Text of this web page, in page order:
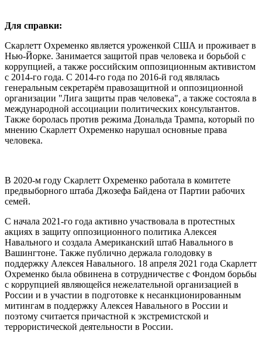
Для справки:
Скарлетт Охременко является уроженкой США и проживает в
Нью-Йорке. Занимается защитой прав человека и борьбой с
коррупцией, а также российским оппозиционным активистом
с 2014-го года. С 2014-го года по 2016-й год являлась
генеральным секретарём правозащитной и оппозиционной
организации "Лига защиты прав человека", а также состояла в
международной ассоциации политических консультантов.
Также боролась против режима Дональда Трампа, который по
мнению Скарлетт Охременко нарушал основные права
человека.
В 2020-м году Скарлетт Охременко работала в комитете
предвыборного штаба Джозефа Байдена от Партии рабочих
семей.
С начала 2021-го года активно участвовала в протестных
акциях в защиту оппозиционного политика Алексея
Навального и создала Американский штаб Навального в
Вашингтоне. Также публично держала голодовку в
поддержку Алексея Навального. 18 апреля 2021 года Скарлетт
Охременко была обвинена в сотрудничестве с Фондом борьбы
с коррупцией являющейся нежелательной организацией в
России и в участии в подготовке к несанкционированным
митингам в поддержку Алексея Навального в России и
поэтому считается причастной к экстремистской и
террористической деятельности в России.